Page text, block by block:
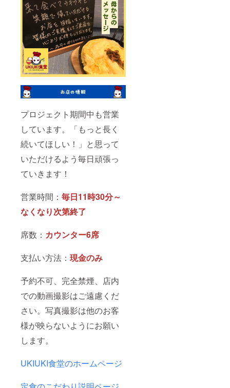
プロジェクト期間中も営業
しています。「もっと長く
続いてほしい！」と思って
いただけるよう毎日頑張っ
ていきます！
営業時間： 毎日11時30分～
なくなり次第終了
席数： カウンター6席
支払い方法： 現金のみ
予約不可、完全禁煙、店内
での動画撮影はご遠慮くだ
さい。写真撮影は他のお客
様が映らないようにお願い
します。
UKIUKI食堂のホームページ